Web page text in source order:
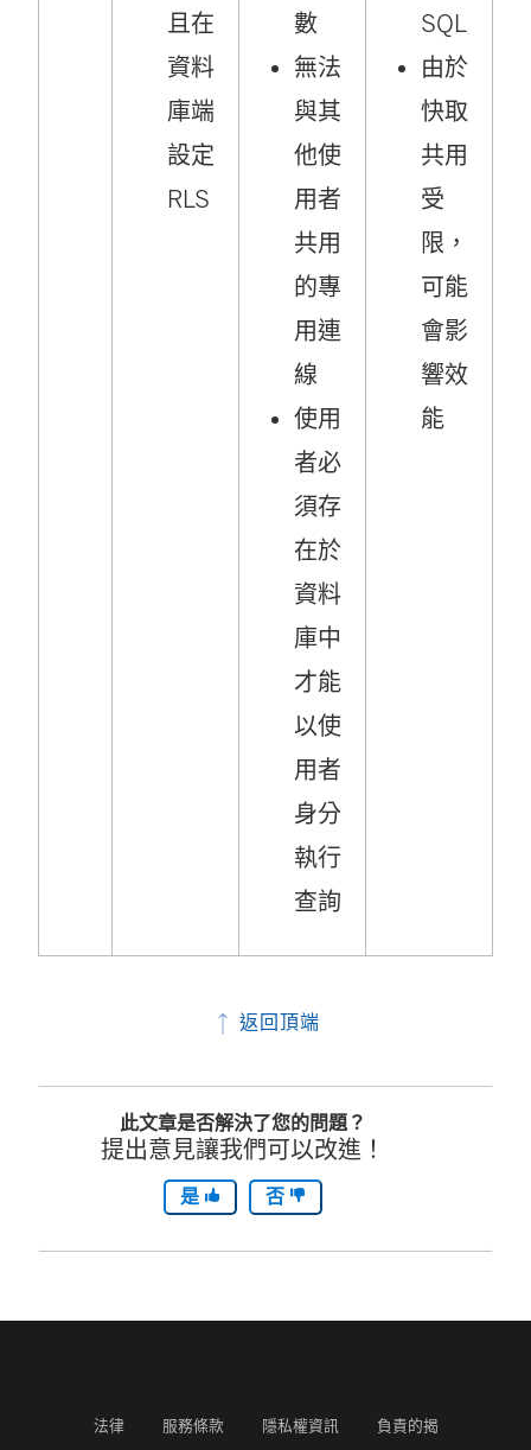
且在
資料
庫端
設定
RLS
數
無法
與其
他使
用者
共用
的專
用連
線
使用
者必
須存
在於
資料
庫中
才能
以使
用者
身分
執行
查詢
SQL
由於
快取
共用
受
限，
可能
會影
響效
能
返回頂端
此文章是否解決了您的問題？
提出意見讓我們可以改進！
是 否
法律 服務條款 隱私權資訊 負責的揭